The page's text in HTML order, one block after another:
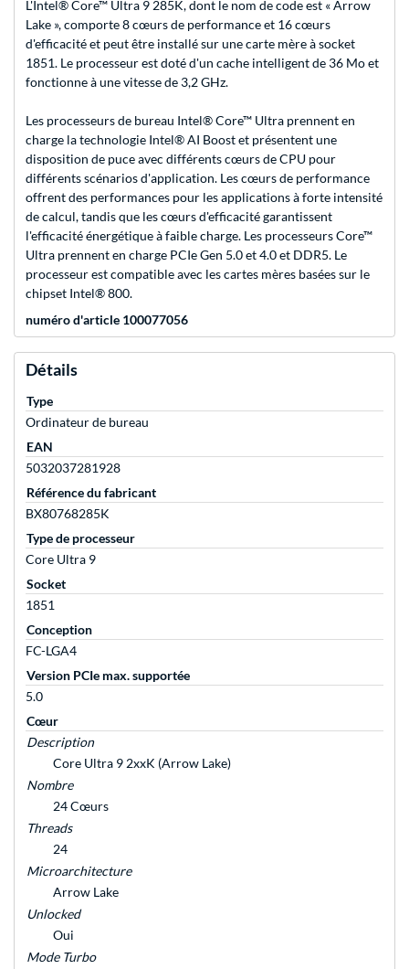
L'Intel® Core™ Ultra 9 285K, dont le nom de code est « Arrow
Lake », comporte 8 cœurs de performance et 16 cœurs
d'efficacité et peut être installé sur une carte mère à socket
1851. Le processeur est doté d'un cache intelligent de 36 Mo et
fonctionne à une vitesse de 3,2 GHz.
Les processeurs de bureau Intel® Core™ Ultra prennent en
charge la technologie Intel® AI Boost et présentent une
disposition de puce avec différents cœurs de CPU pour
différents scénarios d'application. Les cœurs de performance
offrent des performances pour les applications à forte intensité
de calcul, tandis que les cœurs d'efficacité garantissent
l'efficacité énergétique à faible charge. Les processeurs Core™
Ultra prennent en charge PCIe Gen 5.0 et 4.0 et DDR5. Le
processeur est compatible avec les cartes mères basées sur le
chipset Intel® 800.
numéro d'article 100077056
Détails
Type
Ordinateur de bureau
EAN
5032037281928
Référence du fabricant
BX80768285K
Type de processeur
Core Ultra 9
Socket
1851
Conception
FC-LGA4
Version PCIe max. supportée
5.0
Cœur
Description
Core Ultra 9 2xxK (Arrow Lake)
Nombre
24 Cœurs
Threads
24
Microarchitecture
Arrow Lake
Unlocked
Oui
Mode Turbo